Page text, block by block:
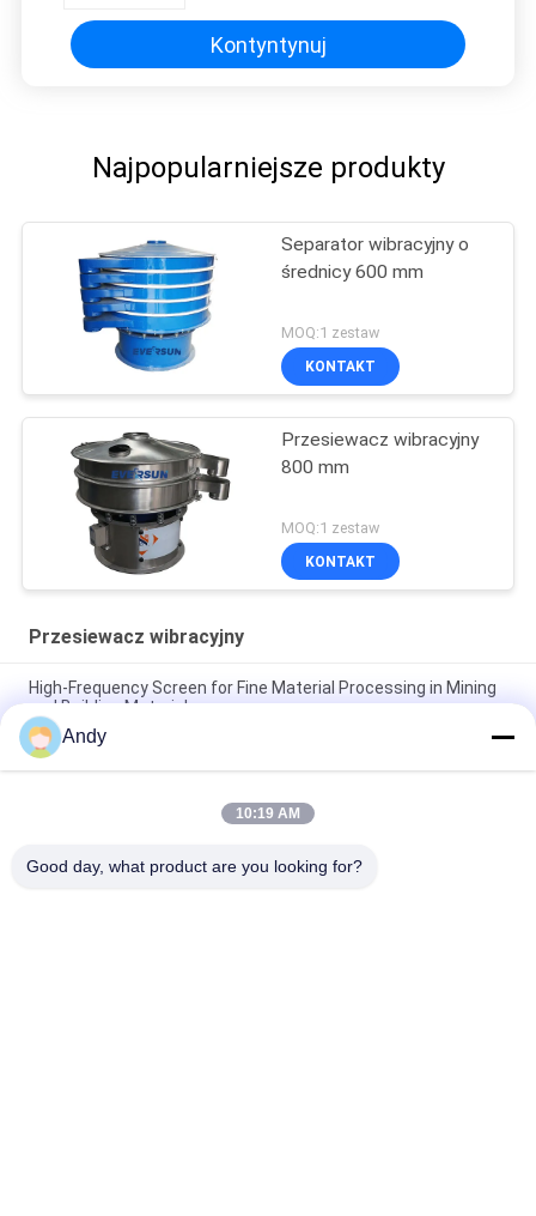
Kontyntynuj
Najpopularniejsze produkty
Separator wibracyjny o
średnicy 600 mm
MOQ:1 zestaw
KONTAKT
Przesiewacz wibracyjny
800 mm
MOQ:1 zestaw
KONTAKT
Przesiewacz wibracyjny
High-Frequency Screen for Fine Material Processing in Mining
and Building Materials
Wysokiej częstotliwości sito do klasyfikacji materiałów
drobnoziarnistych - wibracyjna maszyna przesiewająca
Ekran o wysokiej częstotliwości z regulowanymi parametrami
Andy
10:19 AM
Good day, what product are you looking for?